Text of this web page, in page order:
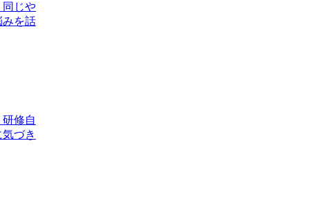
同じや
みを話
修自
づき